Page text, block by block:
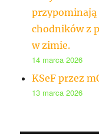
przypominają
chodników z
w zimie.
14 marca 2026
KSeF przez
13 marca 2026